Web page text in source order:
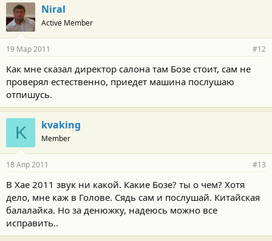
Niral
Active Member
19 Мар 2011 #12
Как мне сказал директор салона там Бозе стоит, сам не
проверял естественно, приедет машина послушаю
отпишусь.
K kvaking
Member
18 Апр 2011 #13
В Хае 2011 звук ни какой. Какие Бозе? ты о чем? Хотя
дело, мне каж в Голове. Сядь сам и послушай. Китайская
балалайка. Но за денюжку, надеюсь можно все
исправить..